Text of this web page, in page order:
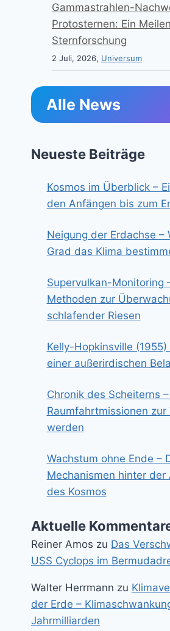
Gammastrahlen-
Protosternen: Ein
Sternforschung
2 Juli, 2026, Universum
Alle News
Neueste Beiträge
Kosmos im Überblick –
den Anfängen bis zum
Neigung der Erdachse –
Grad das Klima
Supervulkan-Monitoring
Methoden zur
schlafender Riesen
Kelly-Hopkinsville
einer außerirdischen
Chronik des Scheiterns
Raumfahrtmissionen zur
werden
Wachstum ohne Ende –
Mechanismen hinter der
des Kosmos
Aktuelle
Reiner Amos zu Das
USS Cyclops im
Walter Herrmann zu
der Erde –
Jahrmilliarden